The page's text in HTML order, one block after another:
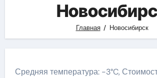
Главная Новосибирск
Средняя температура: -3°C,